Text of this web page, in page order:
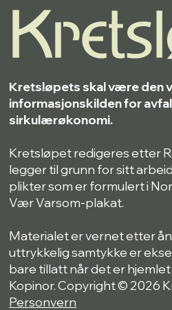
Kretsløpets skal være den
informasjonskilden for
sirkulærøkonomi.
Kretsløpet redigeres etter
legger til grunn for sitt
plikter som er formulert i
Vær Varsom-plakat.
Materialet er vernet etter
uttrykkelig samtykke er
bare tillatt når det er hjemlet
Kopinor. Copyright © 2026
Personvern